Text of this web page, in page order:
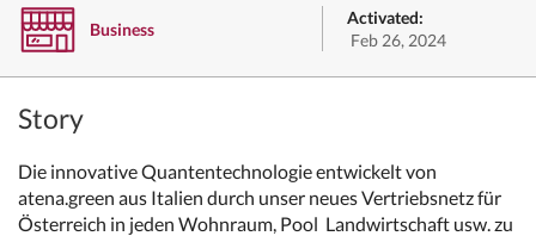
Business
Activated:
Feb 26, 2024
Story
Die innovative Quantentechnologie entwickelt von
atena.green aus Italien durch unser neues Vertriebsnetz für
Österreich in jeden Wohnraum, Pool Landwirtschaft usw. zu